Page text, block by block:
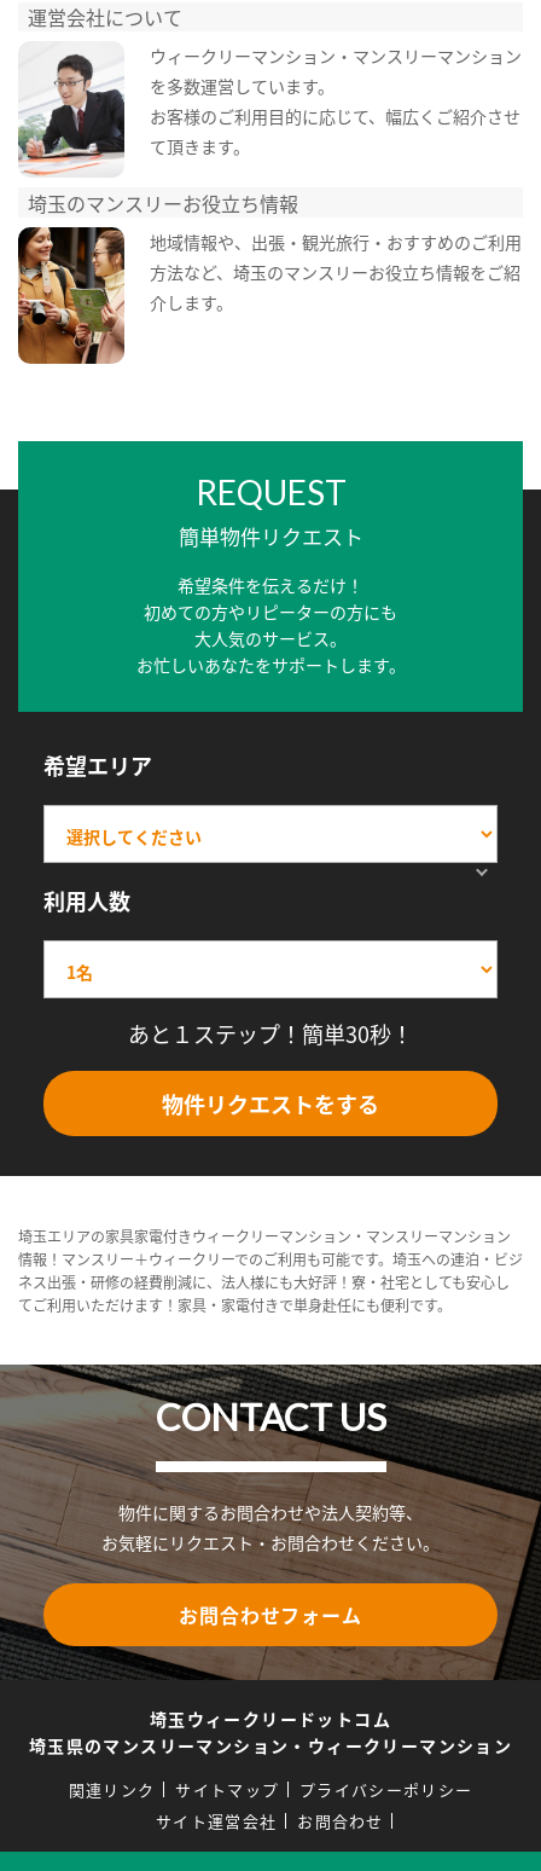
運営会社について
ウィークリーマンション・マンスリーマンション
を多数運営しています。
お客様のご利用目的に応じて、幅広くご紹介させ
て頂きます。
埼玉のマンスリーお役立ち情報
地域情報や、出張・観光旅行・おすすめのご利用
方法など、埼玉のマンスリーお役立ち情報をご紹
介します。
REQUEST
簡単物件リクエスト
希望条件を伝えるだけ！
初めての方やリピーターの方にも
大人気のサービス。
お忙しいあなたをサポートします。
希望エリア
利用人数
あと１ステップ！簡単30秒！
物件リクエストをする
埼玉エリアの家具家電付きウィークリーマンション・マンスリーマンション
情報！マンスリー＋ウィークリーでのご利用も可能です。埼玉への連泊・ビジ
ネス出張・研修の経費削減に、法人様にも大好評！寮・社宅としても安心し
てご利用いただけます！家具・家電付きで単身赴任にも便利です。
CONTACT US
物件に関するお問合わせや法人契約等、
お気軽にリクエスト・お問合わせください。
お問合わせフォーム
埼玉ウィークリードットコム
埼玉県のマンスリーマンション・ウィークリーマンション
関連リンク サイトマップ
プライバシーポリシー
サイト運営会社
お問合わせ